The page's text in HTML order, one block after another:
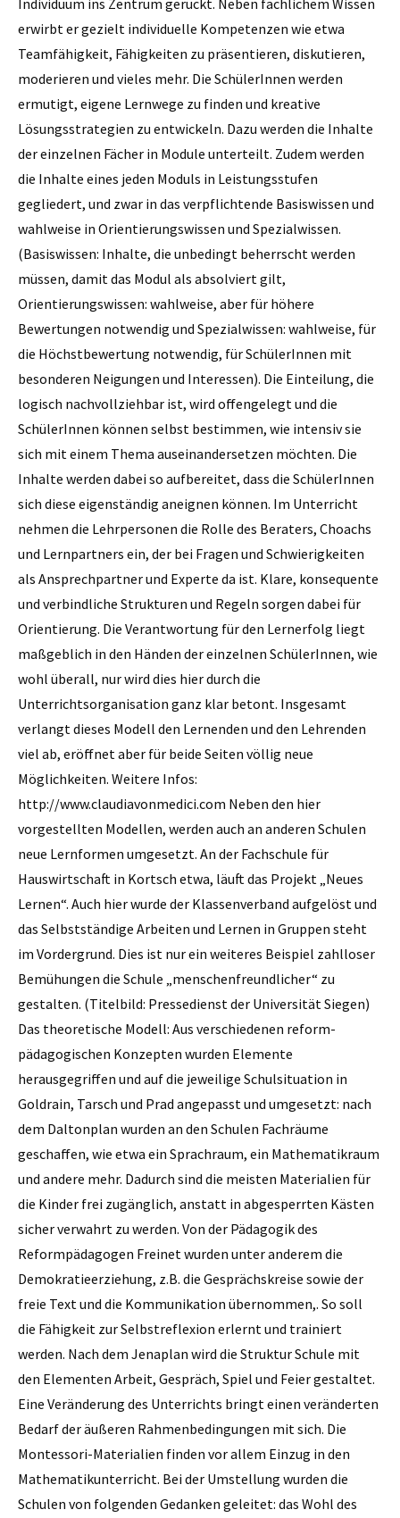
erwirbt er gezielt individuelle Kompetenzen wie etwa
Teamfähigkeit, Fähigkeiten zu präsentieren, diskutieren,
moderieren und vieles mehr. Die SchülerInnen werden
ermutigt, eigene Lernwege zu finden und kreative
Lösungsstrategien zu entwickeln. Dazu werden die Inhalte
der einzelnen Fächer in Module unterteilt. Zudem werden
die Inhalte eines jeden Moduls in Leistungsstufen
gegliedert, und zwar in das verpflichtende Basiswissen und
wahlweise in Orientierungswissen und Spezialwissen.
(Basiswissen: Inhalte, die unbedingt beherrscht werden
müssen, damit das Modul als absolviert gilt,
Orientierungswissen: wahlweise, aber für höhere
Bewertungen notwendig und Spezialwissen: wahlweise, für
die Höchstbewertung notwendig, für SchülerInnen mit
besonderen Neigungen und Interessen). Die Einteilung, die
logisch nachvollziehbar ist, wird offengelegt und die
SchülerInnen können selbst bestimmen, wie intensiv sie
sich mit einem Thema auseinandersetzen möchten. Die
Inhalte werden dabei so aufbereitet, dass die SchülerInnen
sich diese eigenständig aneignen können. Im Unterricht
nehmen die Lehrpersonen die Rolle des Beraters, Choachs
und Lernpartners ein, der bei Fragen und Schwierigkeiten
als Ansprechpartner und Experte da ist. Klare, konsequente
und verbindliche Strukturen und Regeln sorgen dabei für
Orientierung. Die Verantwortung für den Lernerfolg liegt
maßgeblich in den Händen der einzelnen SchülerInnen, wie
wohl überall, nur wird dies hier durch die
Unterrichtsorganisation ganz klar betont. Insgesamt
verlangt dieses Modell den Lernenden und den Lehrenden
viel ab, eröffnet aber für beide Seiten völlig neue
Möglichkeiten. Weitere Infos:
http://www.claudiavonmedici.com Neben den hier
vorgestellten Modellen, werden auch an anderen Schulen
neue Lernformen umgesetzt. An der Fachschule für
Hauswirtschaft in Kortsch etwa, läuft das Projekt „Neues
Lernen“. Auch hier wurde der Klassenverband aufgelöst und
das Selbstständige Arbeiten und Lernen in Gruppen steht
im Vordergrund. Dies ist nur ein weiteres Beispiel zahlloser
Bemühungen die Schule „menschenfreundlicher“ zu
gestalten. (Titelbild: Pressedienst der Universität Siegen)
Das theoretische Modell: Aus verschiedenen reform­
pädagogischen Konzepten wurden Elemente
herausgegriffen und auf die jeweilige Schulsituation in
Goldrain, Tarsch und Prad angepasst und umgesetzt: nach
dem Daltonplan wurden an den Schulen Fachräume
geschaffen, wie etwa ein Sprachraum, ein Mathematikraum
und andere mehr. Dadurch sind die meisten Materialien für
die Kinder frei zugänglich, anstatt in abgesperrten Kästen
sicher verwahrt zu werden. Von der Pädagogik des
Reformpädagogen Freinet wurden unter anderem die
Demokratieerziehung, z.B. die Gesprächskreise sowie der
freie Text und die Kommunikation übernommen,. So soll
die Fähigkeit zur Selbstreflexion erlernt und trainiert
werden. Nach dem Jenaplan wird die Struktur Schule mit
den Elementen Arbeit, Gespräch, Spiel und Feier gestaltet.
Eine Veränderung des Unterrichts bringt einen veränderten
Bedarf der äußeren Rahmenbedingungen mit sich. Die
Montessori-Materialien finden vor allem Einzug in den
Mathematikunterricht. Bei der Umstellung wurden die
Schulen von folgenden Gedanken geleitet: das Wohl des